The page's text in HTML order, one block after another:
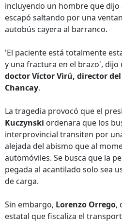
incluyendo un hombre que dijo
escapó saltando por una
autobús cayera al barranco.
'El paciente está totalmente
y una fractura en el brazo', dijo
doctor Víctor Virú, director
Chancay.
La tragedia provocó que el
Kuczynski ordenara que los
interprovincial transiten por
alejada del abismo que al
automóviles. Se busca que la
pegada al acantilado solo sea
de carga.
Sin embargo, Lorenzo Orrego,
estatal que fiscaliza el